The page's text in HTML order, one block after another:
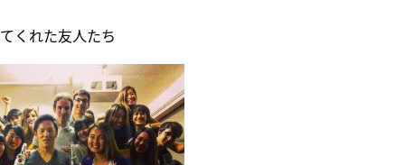
くれた友人たち